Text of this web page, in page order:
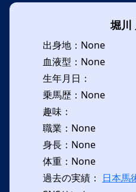
堀川
出身地：None
血液型：None
生年月日：
乗馬歴：None
趣味：
職業：None
身長：None
体重：None
過去の実績： 日本馬